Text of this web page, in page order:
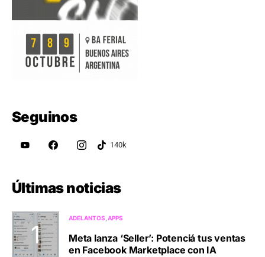
Seguinos
Últimas noticias
ADELANTOS APPS
Meta lanza ‘Seller’: Potenciá tus ventas
en Facebook Marketplace con IA